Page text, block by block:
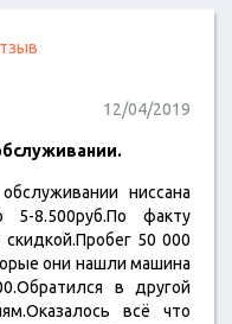
12/04/2019
ниссана
8.500руб.По факту
50 000
они нашли машина
в другой
всё что